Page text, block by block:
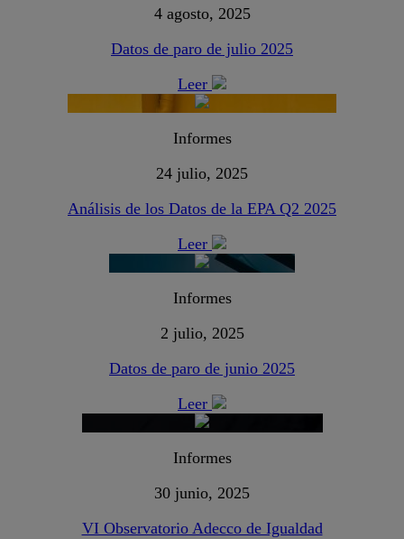
4 agosto, 2025
Datos de paro de julio 2025
Leer
Informes
24 julio, 2025
Análisis de los Datos de la EPA Q2 2025
Leer
Informes
2 julio, 2025
Datos de paro de junio 2025
Leer
Informes
30 junio, 2025
VI Observatorio Adecco de Igualdad